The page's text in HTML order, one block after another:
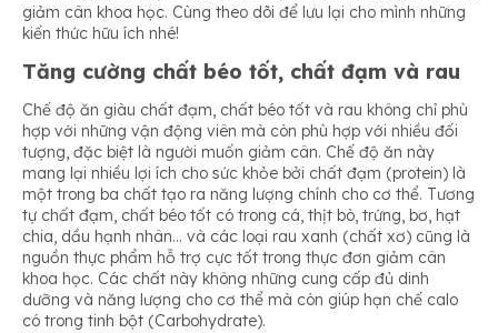
giảm cân khoa học. Cùng theo dõi để lưu lại cho mình những
kiến thức hữu ích nhé!
Tăng cường chất béo tốt, chất đạm và rau
Chế độ ăn giàu chất đạm, chất béo tốt và rau không chỉ phù
hợp với những vận động viên mà còn phù hợp với nhiều đối
tượng, đặc biệt là người muốn giảm cân. Chế độ ăn này
mang lại nhiều lợi ích cho sức khỏe bởi chất đạm (protein) là
một trong ba chất tạo ra năng lượng chính cho cơ thể. Tương
tự chất đạm, chất béo tốt có trong cá, thịt bò, trứng, bơ, hạt
chia, dầu hạnh nhân… và các loại rau xanh (chất xơ) cũng là
nguồn thực phẩm hỗ trợ cực tốt trong thực đơn giảm cân
khoa học. Các chất này không những cung cấp đủ dinh
dưỡng và năng lượng cho cơ thể mà còn giúp hạn chế calo
có trong tinh bột (Carbohydrate).